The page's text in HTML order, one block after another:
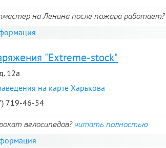
на Ленина после пожара работает?
"Extreme-stock"
12а
на карте Харькова
719-46-54
велосипедов? читать полностью